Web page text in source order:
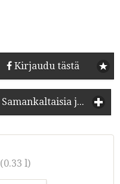
Kirjaudu tästä
Samankaltaisia juomia
(0.33 l)